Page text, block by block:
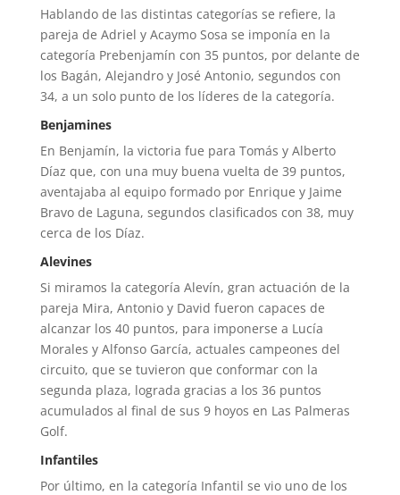
Hablando de las distintas categorías se refiere, la
pareja de Adriel y Acaymo Sosa se imponía en la
categoría Prebenjamín con 35 puntos, por delante de
los Bagán, Alejandro y José Antonio, segundos con
34, a un solo punto de los líderes de la categoría.
Benjamines
En Benjamín, la victoria fue para Tomás y Alberto
Díaz que, con una muy buena vuelta de 39 puntos,
aventajaba al equipo formado por Enrique y Jaime
Bravo de Laguna, segundos clasificados con 38, muy
cerca de los Díaz.
Alevines
Si miramos la categoría Alevín, gran actuación de la
pareja Mira, Antonio y David fueron capaces de
alcanzar los 40 puntos, para imponerse a Lucía
Morales y Alfonso García, actuales campeones del
circuito, que se tuvieron que conformar con la
segunda plaza, lograda gracias a los 36 puntos
acumulados al final de sus 9 hoyos en Las Palmeras
Golf.
Infantiles
Por último, en la categoría Infantil se vio uno de los